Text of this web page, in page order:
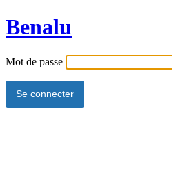
Benalu
Mot de passe